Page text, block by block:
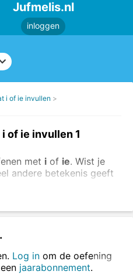
Jufmelis.nl
inloggen
i of ie invullen
of ie invullen 1
met i of ie. Wist je
andere betekenis geeft
dan het juiste woord in.
Log in om de oefening
jaarabonnement.